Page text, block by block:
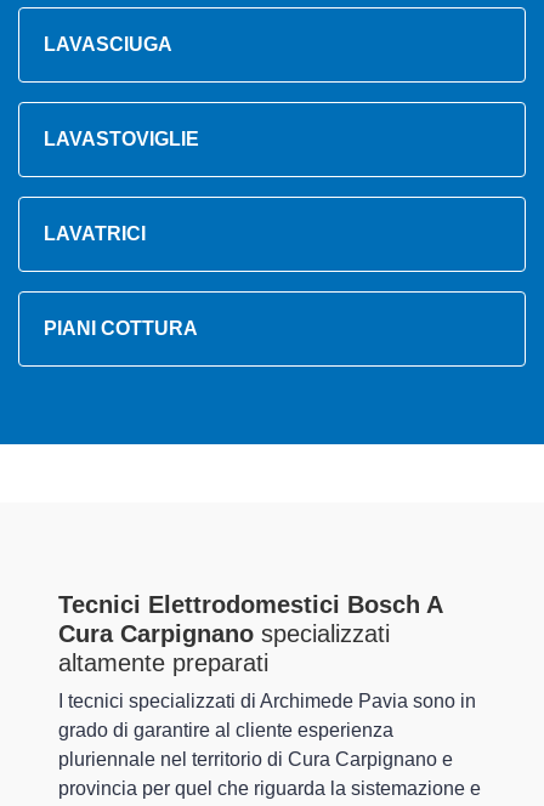
LAVASCIUGA
LAVASTOVIGLIE
LAVATRICI
PIANI COTTURA
Tecnici Elettrodomestici Bosch A
Cura Carpignano specializzati
altamente preparati
I tecnici specializzati di Archimede Pavia sono in
grado di garantire al cliente esperienza
pluriennale nel territorio di Cura Carpignano e
provincia per quel che riguarda la sistemazione e